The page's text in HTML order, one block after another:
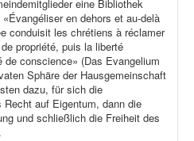
eine Bibliothek
en dehors et au-delà
conduisit les chrétiens à réclamer
propriété, puis la liberté
de conscience» (Das Evangelium
Sphäre der Hausgemeinschaft
dazu, für sich die
auf Eigentum, dann die
und schließlich die Freiheit des